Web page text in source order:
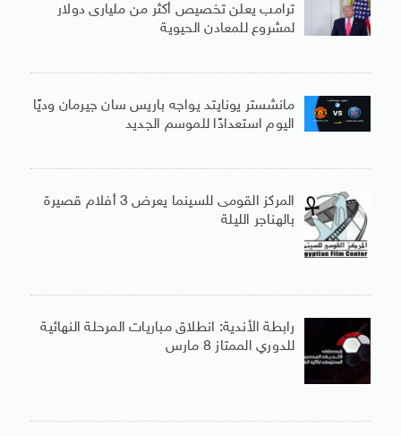
ترامب يعلن تخصيص أكثر من مليارى دولار
لمشروع للمعادن الحيوية
مانشستر يونايتد يواجه باريس سان جيرمان وديًا
اليوم استعدادًا للموسم الجديد
المركز القومى للسينما يعرض 3 أفلام قصيرة
بالهناجر الليلة
رابطة الأندية: انطلاق مباريات المرحلة النهائية
للدوري الممتاز 8 مارس